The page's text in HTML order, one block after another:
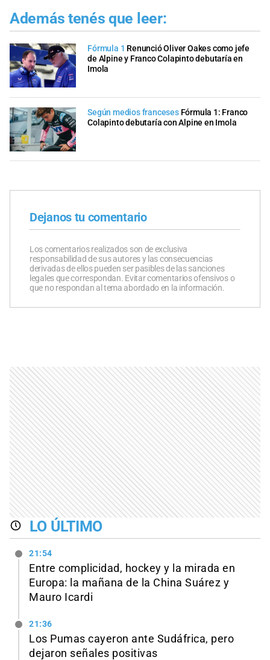
Además tenés que leer:
Fórmula 1 Renunció Oliver Oakes como jefe
de Alpine y Franco Colapinto debutaría en
Imola
Según medios franceses Fórmula 1: Franco
Colapinto debutaría con Alpine en Imola
Dejanos tu comentario
Los comentarios realizados son de exclusiva
responsabilidad de sus autores y las consecuencias
derivadas de ellos pueden ser pasibles de las sanciones
legales que correspondan. Evitar comentarios ofensivos o
que no respondan al tema abordado en la información.
LO ÚLTIMO
21:54
Entre complicidad, hockey y la mirada en
Europa: la mañana de la China Suárez y
Mauro Icardi
21:36
Los Pumas cayeron ante Sudáfrica, pero
dejaron señales positivas